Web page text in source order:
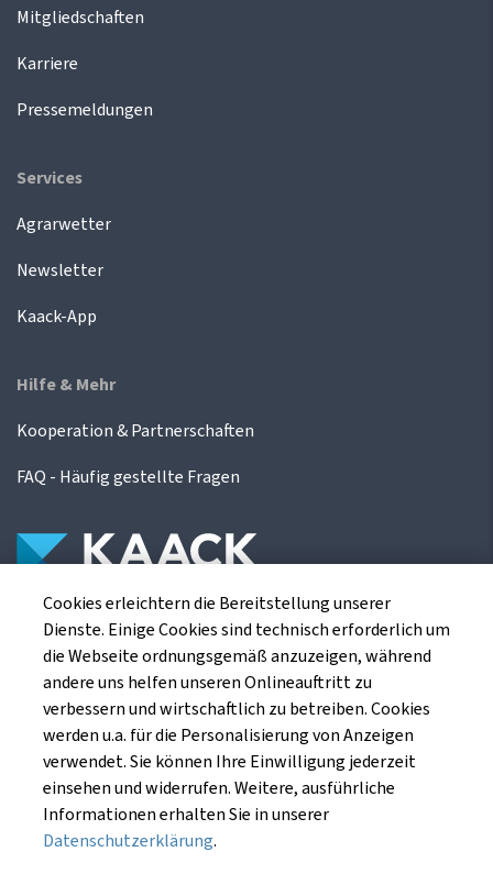
Mitgliedschaften
Karriere
Pressemeldungen
Services
Agrarwetter
Newsletter
Kaack-App
Hilfe & Mehr
Kooperation & Partnerschaften
FAQ - Häufig gestellte Fragen
Die Kaack Terminhandel GmbH ist ein
Finanzdienstleistungsinstitut für die europäischen
Agrarterminbörsen.
Kaack Terminhandel GmbH
Am Markt 8
49661 Cloppenburg
Cookies erleichtern die Bereitstellung unserer
Dienste. Einige Cookies sind technisch erforderlich um
die Webseite ordnungsgemäß anzuzeigen, während
andere uns helfen unseren Onlineauftritt zu
verbessern und wirtschaftlich zu betreiben. Cookies
werden u.a. für die Personalisierung von Anzeigen
verwendet. Sie können Ihre Einwilligung jederzeit
einsehen und widerrufen. Weitere, ausführliche
Informationen erhalten Sie in unserer
Datenschutzerklärung.